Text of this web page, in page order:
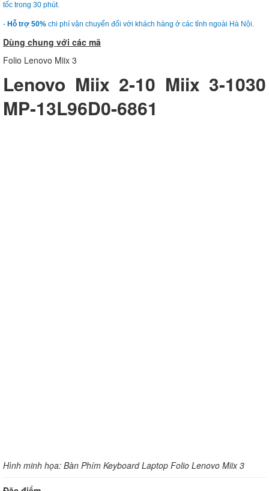
tốc trong 30 phút.
- Hỗ trợ 50% chi phí vận chuyển đối với khách hàng ở các tỉnh ngoài Hà Nội.
Dùng chung với các mã
Folio Lenovo Miix 3
Lenovo Miix 2-10 Miix 3-1030
MP-13L96D0-6861
Hình minh họa: Bàn Phím Keyboard Laptop Folio Lenovo Miix 3